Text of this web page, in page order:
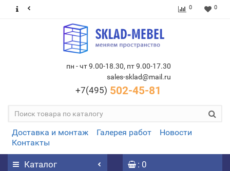
0 0
пн - чт 9.00-18.30, пт 9.00-17.30
sales-sklad@mail.ru
+7(495) 502-45-81
Доставка и монтаж Галерея работ
Новости
Контакты
Каталог : 0